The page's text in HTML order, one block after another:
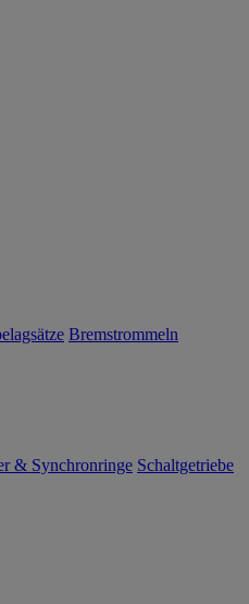
Bremstrommeln
& Synchronringe Schaltgetriebe